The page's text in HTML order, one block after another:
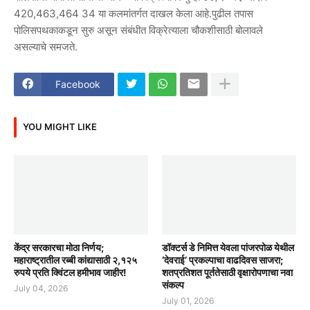
420,463,464 34 या कलमांतर्गत दाखल केला आहे.पुढील तपास
पोलिसपथकाकडून सुरु असून संबंधीत विक्रेत्याला चौकशीसाठी बोलावले
असल्याचे समजते.
Facebook
YOU MIGHT LIKE
केंद्र सरकारचा मोठा निर्णय;
महाराष्ट्रातील रब्बी कांद्यासाठी २,१२५
रुपये प्रति क्विंटल हमीभाव जाहीर!
July 04, 2026
डॉक्टर्स डे निमित्त येवला पांजरपोळ येथील
‘देवराई’ प्रकल्पाचा वाढदिवस साजरा;
शतप्रतिशत पूर्ततेसाठी वृक्षारोपणाचा नवा
संकल्प
July 01, 2026